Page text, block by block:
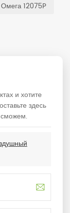
12075P
и хотите
здесь